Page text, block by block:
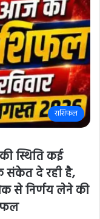
राशिफल
स्थिति कई
संकेत दे रही है,
से निर्णय लेने की